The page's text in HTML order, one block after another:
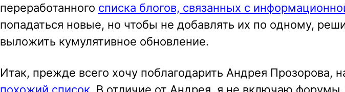
v
i
g
t
переработанного списка блогов, связанных с
попадаться новые, но чтобы не добавлять их по одному,
выложить кумулятивное обновление.
Итак, прежде всего хочу поблагодарить Андрея Прозорова,